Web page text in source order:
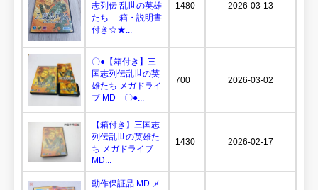
志列伝 乱世の英雄
たち 箱・説明書
付き☆★...
1480 2026-03-13
〇●【箱付き】三
国志列伝乱世の英
雄たち メガドライ
ブ MD 〇●...
700 2026-03-02
【箱付き】三国志
列伝乱世の英雄た
ち メガドライブ
MD...
1430 2026-02-17
動作保証品 MD メ